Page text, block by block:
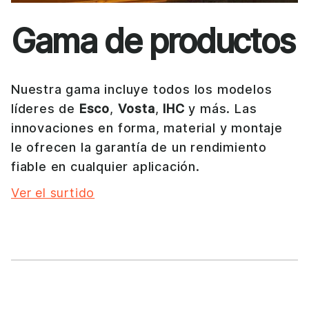
Gama de productos
Nuestra gama incluye todos los modelos
líderes de Esco, Vosta, IHC y más. Las
innovaciones en forma, material y montaje
le ofrecen la garantía de un rendimiento
fiable en cualquier aplicación.
Ver el surtido